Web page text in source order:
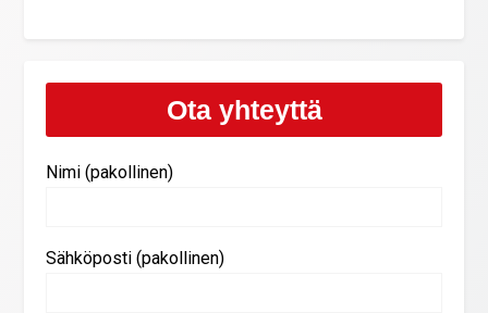
Ota yhteyttä
Nimi (pakollinen)
Sähköposti (pakollinen)